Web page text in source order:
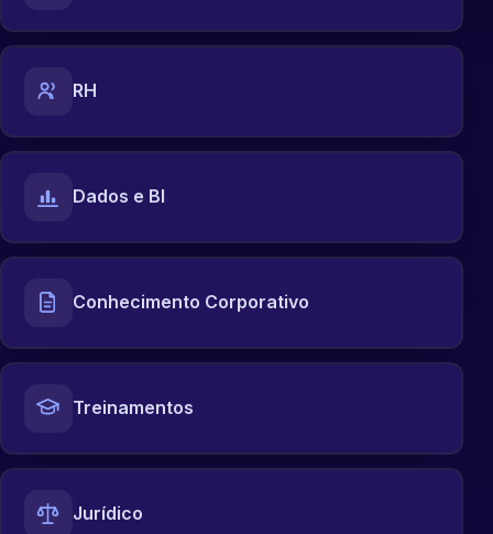
RH
Dados e BI
Conhecimento Corporativo
Treinamentos
Jurídico